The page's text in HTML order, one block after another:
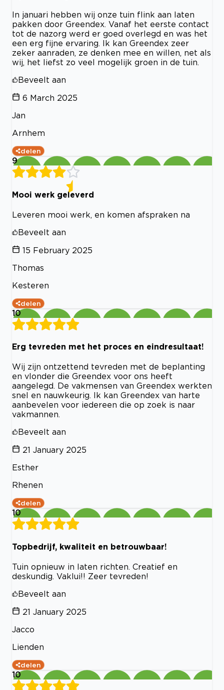
In januari hebben wij onze tuin flink aan laten
pakken door Greendex. Vanaf het eerste contact
tot de nazorg werd er goed overlegd en was het
een erg fijne ervaring. Ik kan Greendex zeer
zeker aanraden, ze denken mee en willen, net als
wij, het liefst zo veel mogelijk groen in de tuin.
Beveelt aan
6 March 2025
Jan
Arnhem
delen
9
Mooi werk geleverd
Leveren mooi werk, en komen afspraken na
Beveelt aan
15 February 2025
Thomas
Kesteren
delen
10
Erg tevreden met het proces en eindresultaat!
Wij zijn ontzettend tevreden met de beplanting
en vlonder die Greendex voor ons heeft
aangelegd. De vakmensen van Greendex werkten
snel en nauwkeurig. Ik kan Greendex van harte
aanbevelen voor iedereen die op zoek is naar
vakmannen.
Beveelt aan
21 January 2025
Esther
Rhenen
delen
10
Topbedrijf, kwaliteit en betrouwbaar!
Tuin opnieuw in laten richten. Creatief en
deskundig. Vaklui!! Zeer tevreden!
Beveelt aan
21 January 2025
Jacco
Lienden
delen
10